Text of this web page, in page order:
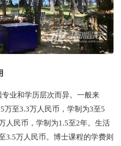
业和学历层次而异。一般来
万至3.3万人民币，学制为3至5
人民币，学制为1.5至2年。生活
3.5万人民币。博士课程的学费则